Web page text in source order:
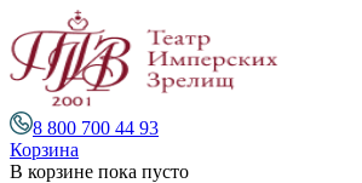
8 800 700 44 93
Корзина
В корзине пока пусто